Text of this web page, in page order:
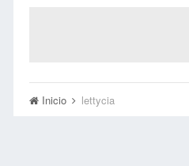
Inicio lettycia